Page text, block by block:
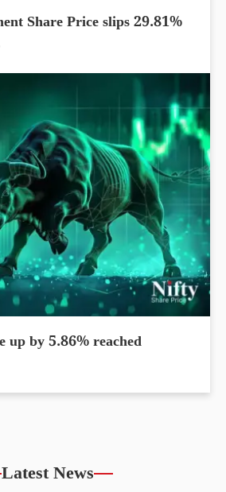
Share Price slips 29.81%
up by 5.86% reached
Latest News